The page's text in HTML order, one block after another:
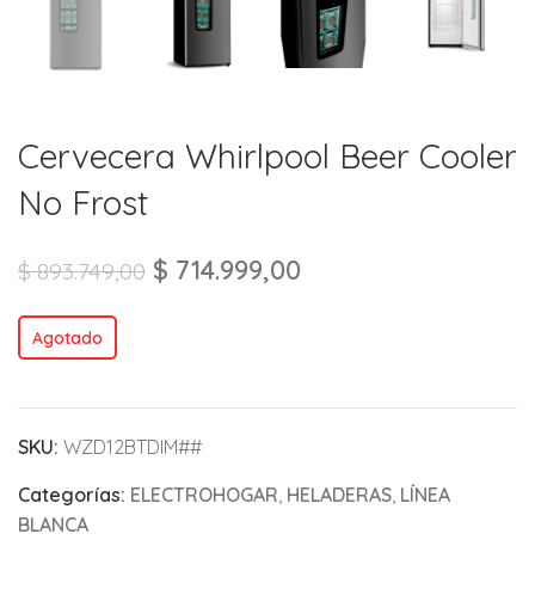
Cervecera Whirlpool Beer Cooler
No Frost
$893.749,00 $ 714.999,00
Agotado
SKU: WZD12BTDIM##
Categorías: ELECTROHOGAR, HELADERAS, LÍNEA
BLANCA